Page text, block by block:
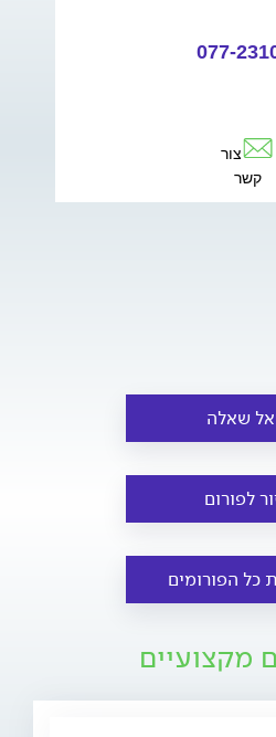
077-
צור
קשר
שאלה
לפורום
כל הפורומים
מקצועיים